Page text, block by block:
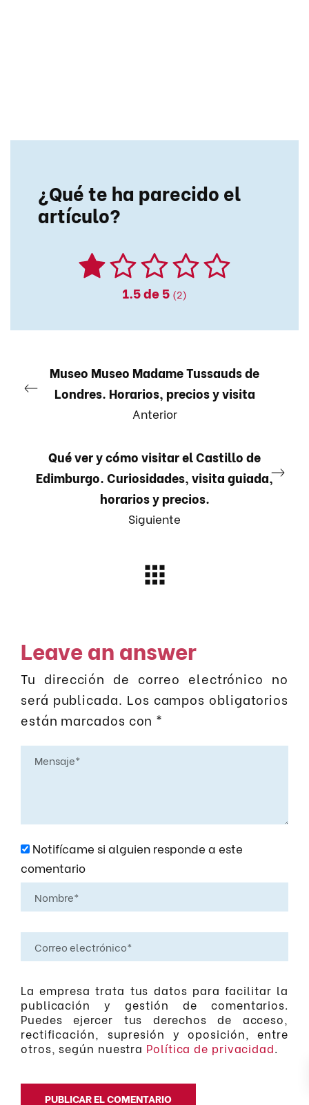
¿Qué te ha parecido el
artículo?
1.5de 5 (2)
Museo Museo Madame Tussauds de
Londres. Horarios, precios y visita
Anterior
Qué ver y cómo visitar el Castillo de
Edimburgo. Curiosidades, visita guiada,
horarios y precios.
Siguiente
Leave an answer
Tu dirección de correo electrónico no
será publicada. Los campos obligatorios
están marcados con *
Notifícame si alguien responde a este
comentario
La empresa trata tus datos para facilitar la
publicación y gestión de comentarios.
Puedes ejercer tus derechos de acceso,
rectificación, supresión y oposición, entre
otros, según nuestra Política de privacidad.